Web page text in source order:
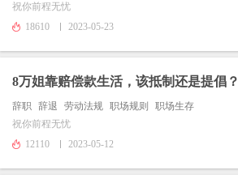
祝你前程无忧
18610
2023-05-23
8万姐靠赔偿款生活，该抵制还是提倡？
辞职 辞退 劳动法规 职场规则
职场生存
祝你前程无忧
12110
2023-05-12